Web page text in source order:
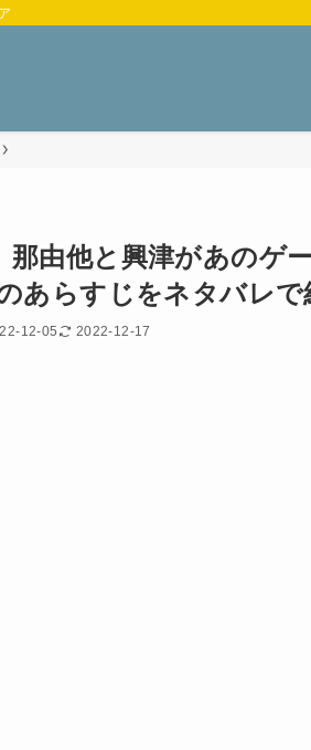
那由他と興津があのゲ
あらすじをネタバレで
12-05 2022-12-17